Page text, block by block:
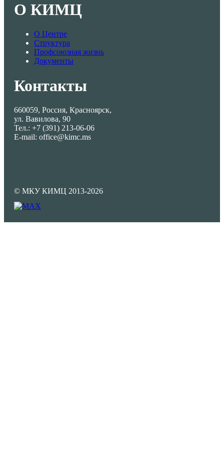
О КИМЦ
О Центре
Структура
Профсоюзная жизнь
Документы
Контакты
660059, Россия, Красноярск,
ул. Вавилова, 90
Тел.: +7 (391) 213-06-06
E-mail: office@kimc.ms
© МКУ КИМЦ 2013-2026